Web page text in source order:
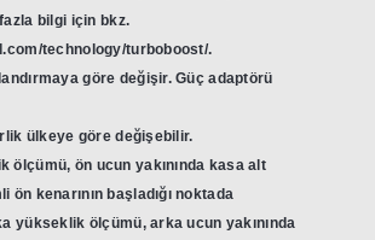
bilgi için bkz.
technology/turboboost/.
göre değişir. Güç adaptörü
ülkeye göre değişebilir.
ölçümü, ön ucun yakınında kasa alt
ön kenarının başladığı noktada
yükseklik ölçümü, arka ucun yakınında